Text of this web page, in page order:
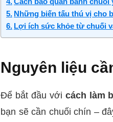
Những biến tấu thú vị cho
Lợi ích sức khỏe từ chuối
Nguyên liệu
Để bắt đầu với cách làm
bạn sẽ cần chuối chín –